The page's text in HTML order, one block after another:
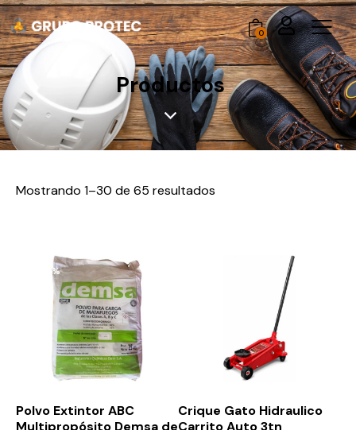
0
Productos
Mostrando 1–30 de 65 resultados
-6%
Polvo Extintor ABC
Multipropósito Demsa de
Crique Gato Hidraulico
Carrito Auto 3tn